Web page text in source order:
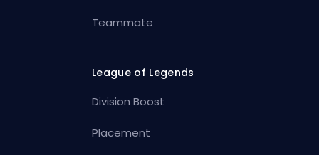
Teammate
League of Legends
Division Boost
Placement